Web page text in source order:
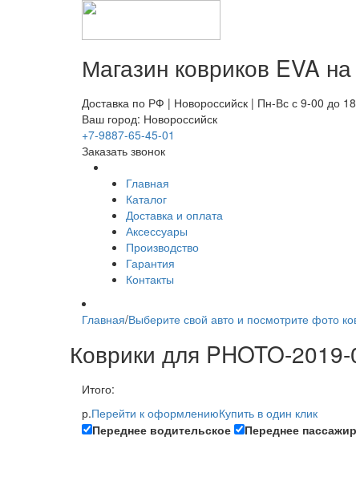
Магазин ковриков EVA
Доставка по РФ | Новороссийск | Пн-Вс с 9-00 до
Ваш город: Новороссийск
+7-9887-65-45-01
Заказать звонок
Главная
Каталог
Доставка и оплата
Аксессуары
Производство
Гарантия
Контакты
Главная/Выберите свой авто и посмотрите фото
Коврики для PHOTO-
Итого:
р.Перейти к оформлениюКупить в один клик
Переднее водительское
Переднее